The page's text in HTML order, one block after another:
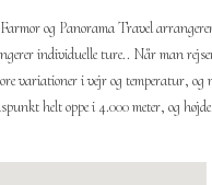
og Panorama Travel
individuelle ture.. Når man
variationer i vejr og temperatur,
helt oppe i 4.000 meter, og